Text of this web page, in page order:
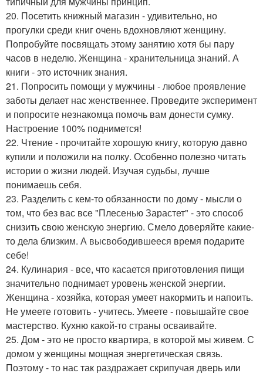
20. Посетить книжный магазин - удивительно, но
прогулки среди книг очень вдохновляют женщину.
Попробуйте посвящать этому занятию хотя бы пару
часов в неделю. Женщина - хранительница знаний. А
книги - это источник знания.
21. Попросить помощи у мужчины - любое проявление
заботы делает нас женственнее. Проведите эксперимент
и попросите незнакомца помочь вам донести сумку.
Настроение 100% поднимется!
22. Чтение - прочитайте хорошую книгу, которую давно
купили и положили на полку. Особенно полезно читать
истории о жизни людей. Изучая судьбы, лучше
понимаешь себя.
23. Разделить с кем-то обязанности по дому - мысли о
том, что без вас все "Плесенью Зарастет" - это способ
снизить свою женскую энергию. Смело доверяйте какие-
то дела близким. А высвободившееся время подарите
себе!
24. Кулинария - все, что касается приготовления пищи
значительно поднимает уровень женской энергии.
Женщина - хозяйка, которая умеет накормить и напоить.
Не умеете готовить - учитесь. Умеете - повышайте свое
мастерство. Кухню какой-то страны осваивайте.
25. Дом - это не просто квартира, в которой мы живем. С
домом у женщины мощная энергетическая связь.
Поэтому - то нас так раздражает скрипучая дверь или